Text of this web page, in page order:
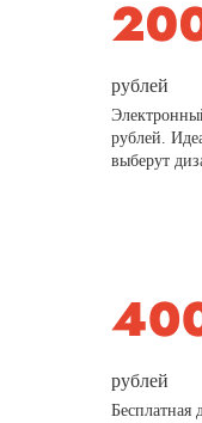
рублей
рублей.
выберут
рублей
Бесплатная